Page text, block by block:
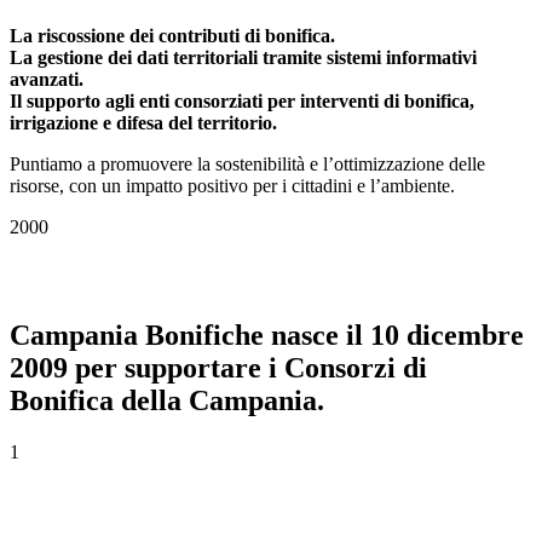
La riscossione dei contributi di bonifica.
La gestione dei dati territoriali tramite sistemi informativi
avanzati.
Il supporto agli enti consorziati per interventi di bonifica,
irrigazione e difesa del territorio.
Puntiamo a promuovere la sostenibilità e l’ottimizzazione delle
risorse, con un impatto positivo per i cittadini e l’ambiente.
2000
Campania Bonifiche nasce il 10 dicembre
2009 per supportare i Consorzi di
Bonifica della Campania.
1